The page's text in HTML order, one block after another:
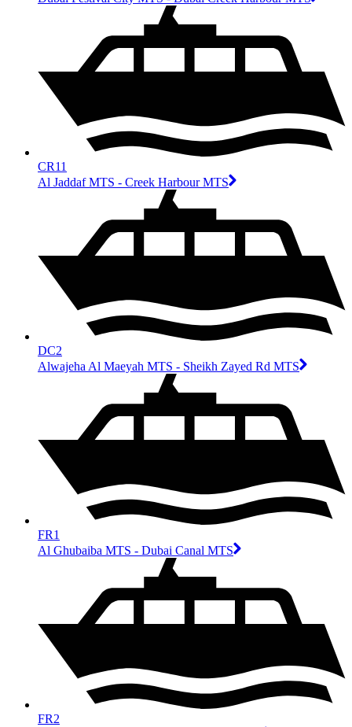
CR11
Al Jaddaf MTS - Creek Harbour MTS
DC2
Alwajeha Al Maeyah MTS - Sheikh Zayed Rd MTS
FR1
Al Ghubaiba MTS - Dubai Canal MTS
FR2